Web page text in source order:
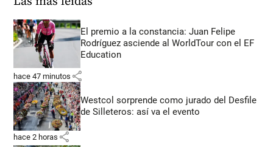
El premio a la constancia: Juan Felipe
Rodríguez asciende al WorldTour con el EF
Education
hace 47 minutos share
Westcol sorprende como jurado del Desfile
de Silleteros: así va el evento
hace 2 horas share